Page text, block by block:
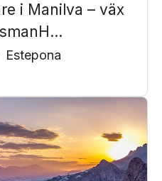
i Manilva – väx
Estepona